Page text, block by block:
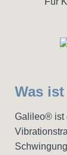
Was
Galileo® ist